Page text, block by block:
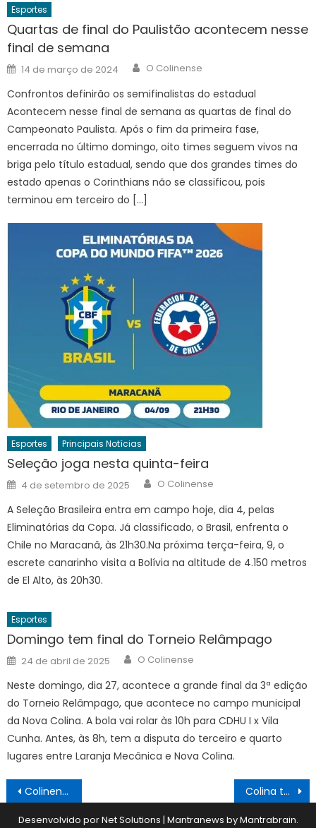
Esportes
Quartas de final do Paulistão acontecem nesse
final de semana
Posted
on
14 de março de 2024 Author
O Colinense
Confrontos definirão os semifinalistas do estadual
Acontecem nesse final de semana as quartas de final do
Campeonato Paulista. Após o fim da primeira fase,
encerrada no último domingo, oito times seguem vivos na
briga pelo título estadual, sendo que dos grandes times do
estado apenas o Corinthians não se classificou, pois
terminou em terceiro do […]
Esportes Principais Notícias
Seleção joga nesta quinta-feira
Posted
on
4 de setembro de 2025 Author
O Colinense
A Seleção Brasileira entra em campo hoje, dia 4, pelas
Eliminatórias da Copa. Já classificado, o Brasil, enfrenta o
Chile no Maracanã, às 21h30.Na próxima terça-feira, 9, o
escrete canarinho visita a Bolívia na altitude de 4.150 metros
de El Alto, às 20h30.
Esportes
Domingo tem final do Torneio Relâmpago
Posted
on
24 de abril de 2025 Author
O Colinense
Neste domingo, dia 27, acontece a grande final da 3ª edição
do Torneio Relâmpago, que acontece no campo municipal
da Nova Colina. A bola vai rolar às 10h para CDHU I x Vila
Cunha. Antes, às 8h, tem a disputa do terceiro e quarto
lugares entre Laranja Mecânica e Nova Colina.
Navegação
de
Colinenses pedalam mais de 16h seguidas até MG Colina terá mais quatro novos poços artesianos
Desenvolvido por Net Solutions | Mantranews byMantrabrain.